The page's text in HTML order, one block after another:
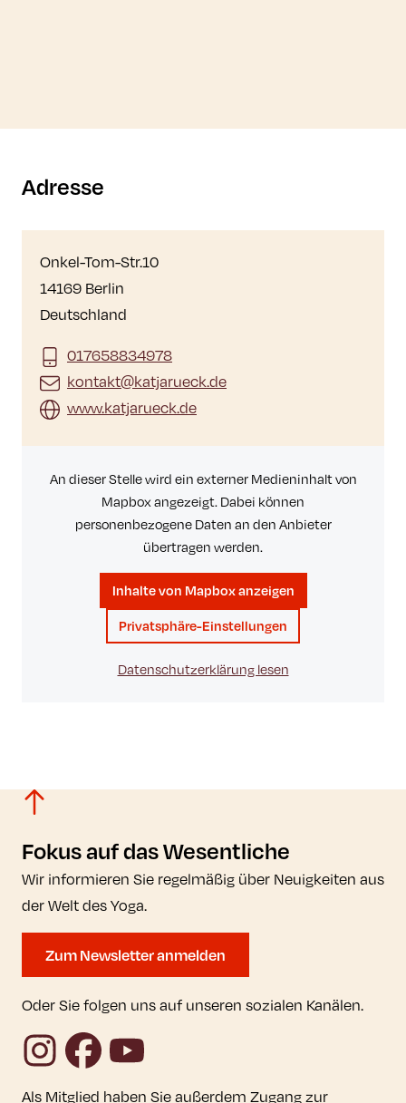
Adresse
Onkel-Tom-Str.10
14169 Berlin
Deutschland
017658834978
kontakt@katjarueck.de
www.katjarueck.de
An dieser Stelle wird ein externer Medieninhalt von
Mapbox angezeigt. Dabei können
personenbezogene Daten an den Anbieter
übertragen werden.
Inhalte von Mapbox anzeigen
Privatsphäre-Einstellungen
Datenschutzerklärung lesen
Fokus auf das Wesentliche
Wir informieren Sie regelmäßig über Neuigkeiten aus
der Welt des Yoga.
Zum Newsletter anmelden
Oder Sie folgen uns auf unseren sozialen Kanälen.
InstagramFacebookYouTube
Als Mitglied haben Sie außerdem Zugang zur